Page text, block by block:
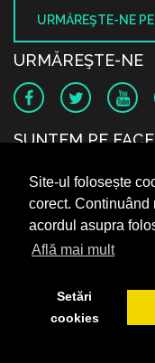
Site-ul folosește
corect. Continuând
acordul asupra
Află mai mult
Setări
cookies
URMĂREŞTE-NE
URMĂREŞTE-NE
SUNTEM PE